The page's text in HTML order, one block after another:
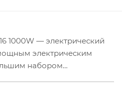
1000W — электрический
электрическим
набором